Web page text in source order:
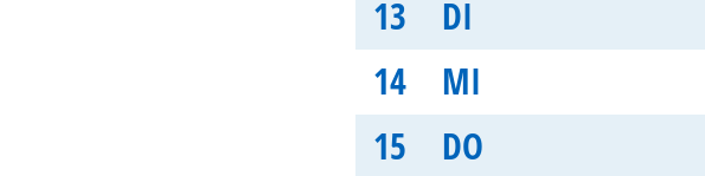
13
DI
14
MI
15
DO